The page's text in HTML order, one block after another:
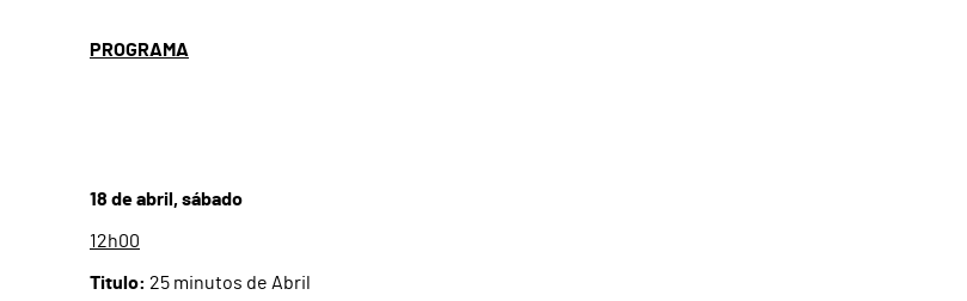
PROGRAMA
18 de abril, sábado
12h00
Titulo: 25 minutos de Abril